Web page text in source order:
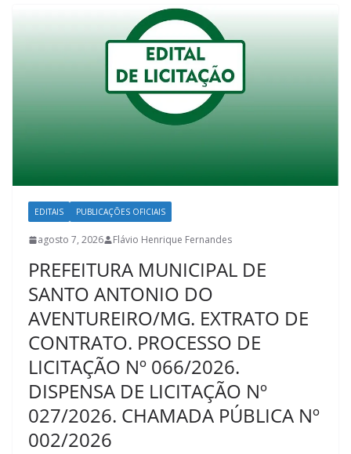
EDITAIS PUBLICAÇÕES OFICIAIS
agosto 7, 2026 Flávio Henrique Fernandes
PREFEITURA MUNICIPAL DE
SANTO ANTONIO DO
AVENTUREIRO/MG. EXTRATO DE
CONTRATO. PROCESSO DE
LICITAÇÃO Nº 066/2026.
DISPENSA DE LICITAÇÃO Nº
027/2026. CHAMADA PÚBLICA Nº
002/2026